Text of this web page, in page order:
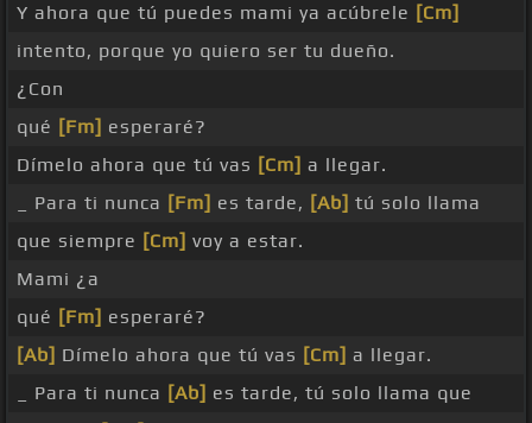
Y ahora que tú puedes mami ya acúbrele [Cm]
intento, porque yo quiero ser tu dueño.
¿Con
qué [Fm] esperaré?
Dímelo ahora que tú vas [Cm] a llegar.
_ Para ti nunca [Fm] es tarde, [Ab] tú solo llama
que siempre [Cm] voy a estar.
Mami ¿a
qué [Fm] esperaré?
[Ab] Dímelo ahora que tú vas [Cm] a llegar.
_ Para ti nunca [Ab] es tarde, tú solo llama que